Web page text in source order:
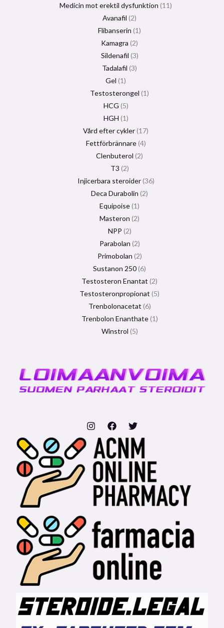
Medicin mot erektil dysfunktion 11
Avanafil 2
Flibanserin 1
Kamagra 2
Sildenafil 3
Tadalafil 3
Gel 1
Testosterongel 1
HCG 5
HGH 1
Vård efter cykler 17
Fettförbrännare 4
Clenbuterol 2
T3 2
Injicerbara steroider 36
Deca Durabolin 2
Equipoise 1
Masteron 2
NPP 2
Parabolan 2
Primobolan 2
Sustanon 250 6
Testosteron Enantat 2
Testosteronpropionat 5
Trenbolonacetat 6
Trenbolon Enanthate 1
Winstrol 5